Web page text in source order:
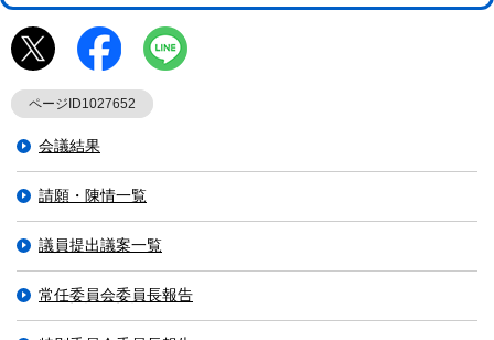
ページID1027652
会議結果
請願・陳情一覧
議員提出議案一覧
常任委員会委員長報告